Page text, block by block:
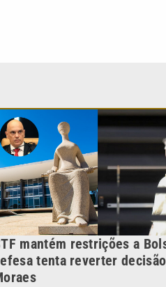
Cotidiano Esportes
Polícia